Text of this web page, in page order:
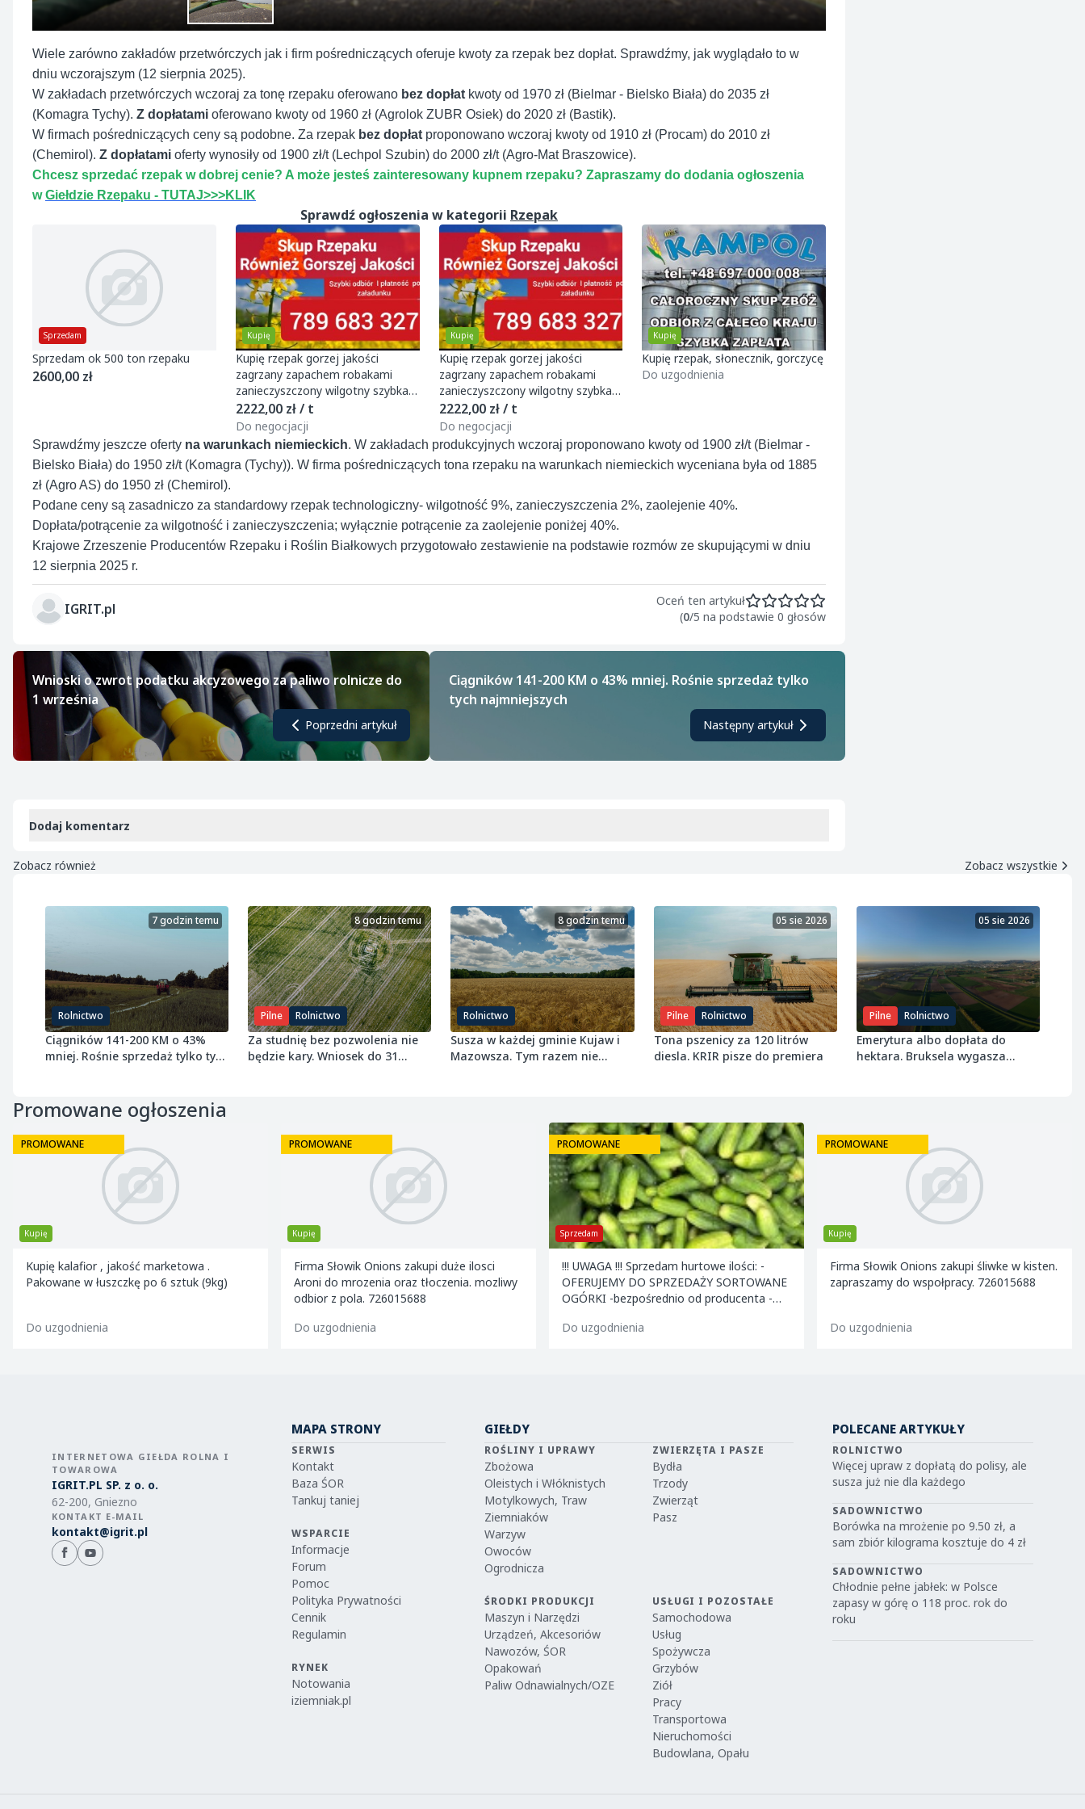
Wiele zarówno zakładów przetwórczych jak i firm pośredniczących oferuje kwoty za rzepak bez dopłat. Sprawdźmy, jak wyglądało to w
dniu wczorajszym (12 sierpnia 2025).
W zakładach przetwórczych wczoraj za tonę rzepaku oferowano bez dopłat kwoty od 1970 zł (Bielmar - Bielsko Biała) do 2035 zł
(Komagra Tychy). Z dopłatami oferowano kwoty od 1960 zł (Agrolok ZUBR Osiek) do 2020 zł (Bastik).
W firmach pośredniczących ceny są podobne. Za rzepak bez dopłat proponowano wczoraj kwoty od 1910 zł (Procam) do 2010 zł
(Chemirol). Z dopłatami oferty wynosiły od 1900 zł/t (Lechpol Szubin) do 2000 zł/t (Agro-Mat Braszowice).
Chcesz sprzedać rzepak w dobrej cenie? A może jesteś zainteresowany kupnem rzepaku? Zapraszamy do dodania ogłoszenia
wGiełdzie Rzepaku - TUTAJ>>>KLIK
Sprawdź ogłoszenia w kategorii Rzepak
Sprzedam
Sprzedam ok 500 ton rzepaku
2600,00 zł
Kupię
Kupię rzepak gorzej jakości
zagrzany zapachem robakami
zanieczyszczony wilgotny szybka
płatność 789 683 327
2222,00 zł / t
Do negocjacji
Kupię
Kupię rzepak gorzej jakości
zagrzany zapachem robakami
zanieczyszczony wilgotny szybka
płatność 789 683 327
2222,00 zł / t
Do negocjacji
Kupię
Kupię rzepak, słonecznik, gorczycę
Do uzgodnienia
Sprawdźmy jeszcze oferty na warunkach niemieckich. W zakładach produkcyjnych wczoraj proponowano kwoty od 1900 zł/t (Bielmar -
Bielsko Biała) do 1950 zł/t (Komagra (Tychy)). W firma pośredniczących tona rzepaku na warunkach niemieckich wyceniana była od 1885
zł (Agro AS) do 1950 zł (Chemirol).
Podane ceny są zasadniczo za standardowy rzepak technologiczny- wilgotność 9%, zanieczyszczenia 2%, zaolejenie 40%.
Dopłata/potrącenie za wilgotność i zanieczyszczenia; wyłącznie potrącenie za zaolejenie poniżej 40%.
Krajowe Zrzeszenie Producentów Rzepaku i Roślin Białkowych przygotowało zestawienie na podstawie rozmów ze skupującymi w dniu
12 sierpnia 2025 r.
IGRIT.pl
Oceń ten artykuł
(0/5 na podstawie 0 głosów
Wnioski o zwrot podatku akcyzowego za paliwo rolnicze do
1 września
Poprzedni artykuł
Ciągników 141-200 KM o 43% mniej. Rośnie sprzedaż tylko
tych najmniejszych
Następny artykuł
Dodaj komentarz
Zobacz również Zobacz wszystkie
Rolnictwo
7 godzin temu
Ciągników 141-200 KM o 43%
mniej. Rośnie sprzedaż tylko tych
Pilne Rolnictwo
8 godzin temu
Za studnię bez pozwolenia nie
będzie kary. Wniosek do 31
Rolnictwo
8 godzin temu
Susza w każdej gminie Kujaw i
Mazowsza. Tym razem nie
Pilne Rolnictwo
05 sie 2026
Tona pszenicy za 120 litrów
diesla. KRIR pisze do premiera
Pilne Rolnictwo
05 sie 2026
Emerytura albo dopłata do
hektara. Bruksela wygasza
Promowane ogłoszenia
Kupię
PROMOWANE
Kupię kalafior , jakość marketowa .
Pakowane w łuszczkę po 6 sztuk (9kg)
Do uzgodnienia
Kupię
PROMOWANE
Firma Słowik Onions zakupi duże ilosci
Aroni do mrozenia oraz tłoczenia. mozliwy
odbior z pola. 726015688
Do uzgodnienia
Sprzedam
PROMOWANE
!!! UWAGA !!! Sprzedam hurtowe ilości: -
OFERUJEMY DO SPRZEDAŻY SORTOWANE
OGÓRKI -bezpośrednio od producenta -
Do uzgodnienia
Kupię
PROMOWANE
Firma Słowik Onions zakupi śliwke w kisten.
zapraszamy do wspołpracy. 726015688
Do uzgodnienia
INTERNETOWA GIEŁDA ROLNA I
TOWAROWA
IGRIT.PL SP. z o. o.
62-200, Gniezno
KONTAKT E-MAIL
kontakt@igrit.pl
MAPA STRONY
SERWIS
Kontakt
Baza ŚOR
Tankuj taniej
WSPARCIE
Informacje
Forum
Pomoc
Polityka Prywatności
Cennik
Regulamin
RYNEK
Notowania
iziemniak.pl
GIEŁDY
ROŚLINY I UPRAWY
Zbożowa
Oleistych i Włóknistych
Motylkowych, Traw
Ziemniaków
Warzyw
Owoców
Ogrodnicza
ZWIERZĘTA I PASZE
Bydła
Trzody
Zwierząt
Pasz
ŚRODKI PRODUKCJI
Maszyn i Narzędzi
Urządzeń, Akcesoriów
Nawozów, ŚOR
Opakowań
Paliw Odnawialnych/OZE
USŁUGI I POZOSTAŁE
Samochodowa
Usług
Spożywcza
Grzybów
Ziół
Pracy
Transportowa
Nieruchomości
Budowlana, Opału
POLECANE ARTYKUŁY
ROLNICTWO
Więcej upraw z dopłatą do polisy, ale
susza już nie dla każdego
SADOWNICTWO
Borówka na mrożenie po 9.50 zł, a
sam zbiór kilograma kosztuje do 4 zł
SADOWNICTWO
Chłodnie pełne jabłek: w Polsce
zapasy w górę o 118 proc. rok do
roku